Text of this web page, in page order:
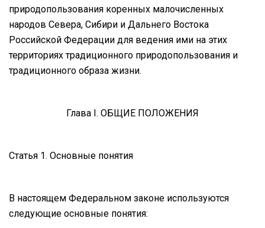
природопользования коренных малочисленных
народов Севера, Сибири и Дальнего Востока
Российской Федерации для ведения ими на этих
территориях традиционного природопользования и
традиционного образа жизни.
Глава I. ОБЩИЕ ПОЛОЖЕНИЯ
Статья 1. Основные понятия
В настоящем Федеральном законе используются
следующие основные понятия: